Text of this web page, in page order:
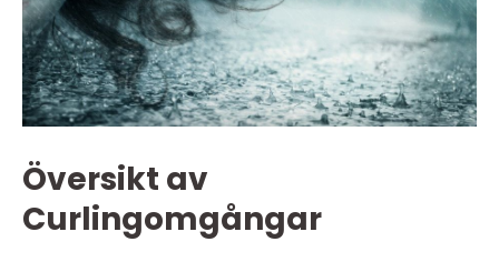
Översikt av
Curlingomgångar